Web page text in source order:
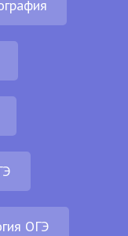
ОГЭ